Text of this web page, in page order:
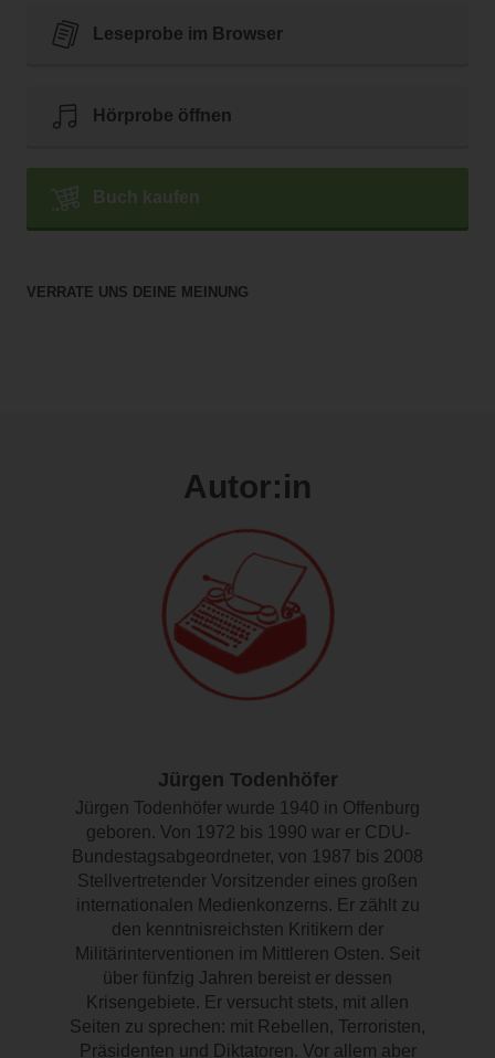
Leseprobe im Browser
Hörprobe öffnen
Buch kaufen
VERRATE UNS DEINE MEINUNG
Autor:in
Jürgen Todenhöfer
Jürgen Todenhöfer wurde 1940 in Offenburg
geboren. Von 1972 bis 1990 war er CDU-
Bundestagsabgeordneter, von 1987 bis 2008
Stellvertretender Vorsitzender eines großen
internationalen Medienkonzerns. Er zählt zu
den kenntnisreichsten Kritikern der
Militärinterventionen im Mittleren Osten. Seit
über fünfzig Jahren bereist er dessen
Krisengebiete. Er versucht stets, mit allen
Seiten zu sprechen: mit Rebellen, Terroristen,
Präsidenten und Diktatoren. Vor allem aber